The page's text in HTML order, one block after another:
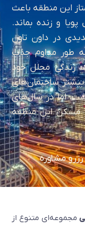
این منطقه باعث
و زنده بماند.
در داون تاون
طور مداوم جذب
مجلل خود
ساختمان‌های
اما در سال‌های
مسکن این منطقه
مشاوره
متنوع از